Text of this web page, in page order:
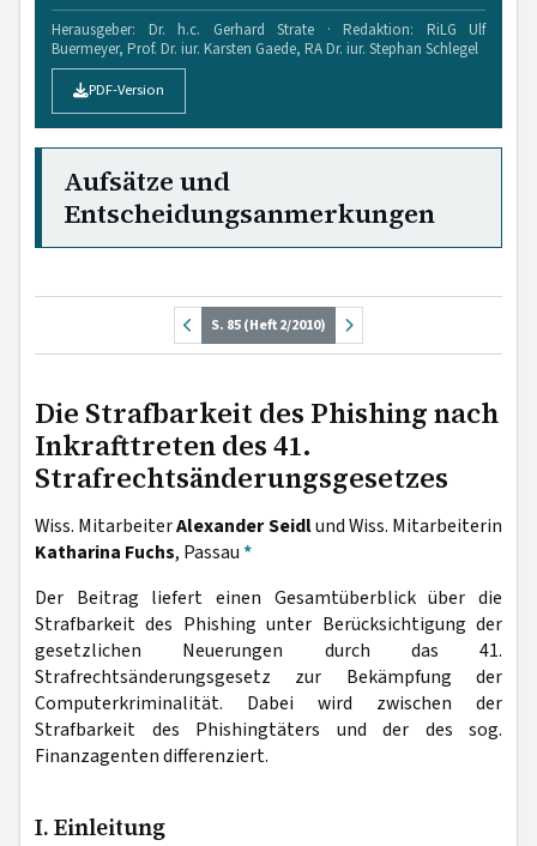
Herausgeber: Dr. h.c. Gerhard Strate · Redaktion: RiLG Ulf
Buermeyer, Prof. Dr. iur. Karsten Gaede, RA Dr. iur. Stephan Schlegel
PDF-Version
Aufsätze und
Entscheidungsanmerkungen
S. 85 (Heft 2/2010)
Die Strafbarkeit des Phishing nach
Inkrafttreten des 41.
Strafrechtsänderungsgesetzes
Wiss. MitarbeiterAlexander Seidlund Wiss. Mitarbeiterin
Katharina Fuchs, Passau*
Der Beitrag liefert einen Gesamtüberblick über die
Strafbarkeit des Phishing unter Berücksichtigung der
gesetzlichen Neuerungen durch das 41.
Strafrechtsänderungsgesetz zur Bekämpfung der
Computerkriminalität. Dabei wird zwischen der
Strafbarkeit des Phishingtäters und der des sog.
Finanzagenten differenziert.
I. Einleitung